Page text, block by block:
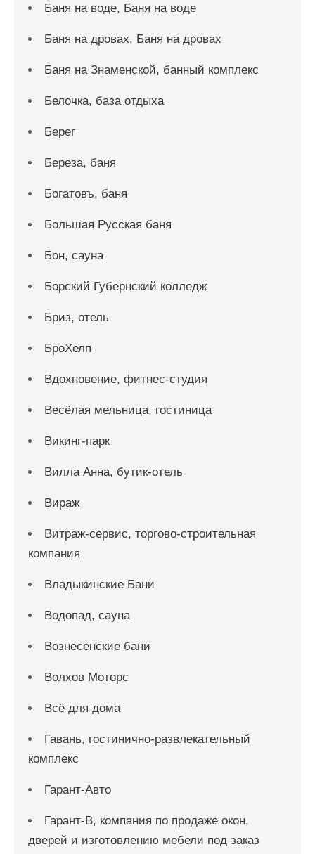
Баня на воде, Баня на воде
Баня на дровах, Баня на дровах
Баня на Знаменской, банный комплекс
Белочка, база отдыха
Берег
Береза, баня
Богатовъ, баня
Большая Русская баня
Бон, сауна
Борский Губернский колледж
Бриз, отель
БроХелп
Вдохновение, фитнес-студия
Весёлая мельница, гостиница
Викинг-парк
Вилла Анна, бутик-отель
Вираж
Витраж-сервис, торгово-строительная
компания
Владыкинские Бани
Водопад, сауна
Вознесенские бани
Волхов Моторс
Всё для дома
Гавань, гостинично-развлекательный
комплекс
Гарант-Авто
Гарант-В, компания по продаже окон,
дверей и изготовлению мебели под заказ